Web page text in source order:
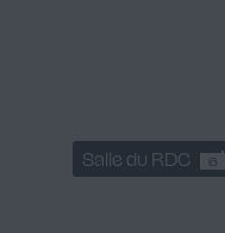
Salle du RDC 6